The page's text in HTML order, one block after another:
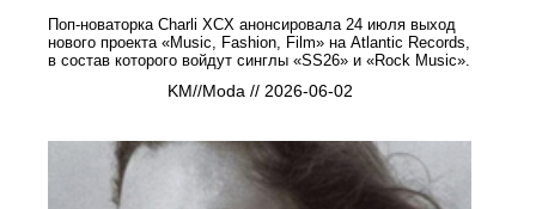
Поп-новаторка Charli XCX анонсировала 24 июля выход
нового проекта «Music, Fashion, Film» на Atlantic Records,
в состав которого войдут синглы «SS26» и «Rock Music».
KM//Moda // 2026-06-02